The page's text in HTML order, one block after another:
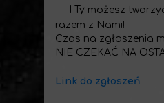
I Ty możesz
razem z Nami!
Czas na zgłoszenia
NIE CZEKAĆ NA
Link do zgłoszeń